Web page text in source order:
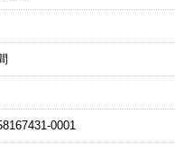
0001